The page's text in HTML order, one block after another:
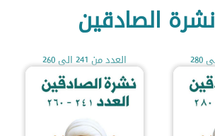
نشرة الصادقين
العدد من 241 الى 260